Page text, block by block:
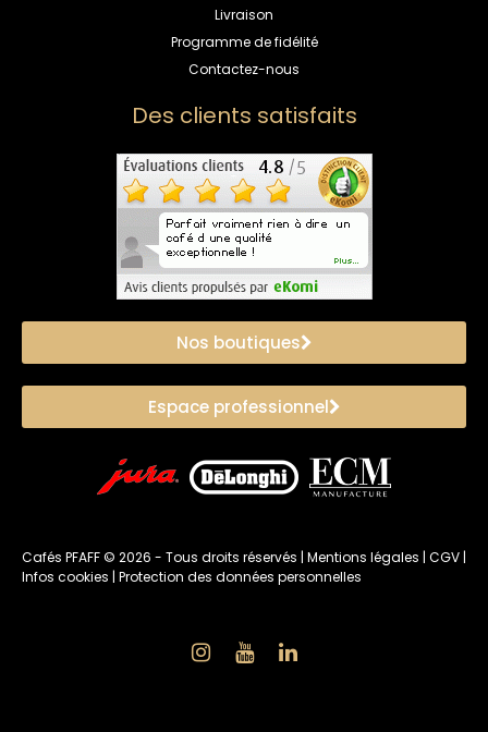
Livraison
Programme de fidélité
Contactez-nous
Des clients satisfaits
Nos boutiques
Espace professionnel
Cafés PFAFF © 2026 - Tous droits réservés | Mentions légales | CGV |
Infos cookies | Protection des données personnelles